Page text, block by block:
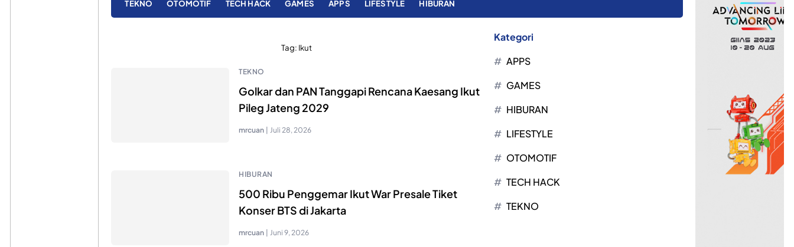
TEKNO OTOMOTIF TECH HACK GAMES APPS LIFESTYLE HIBURAN
Tag: Ikut
TEKNO
Golkar dan PAN Tanggapi Rencana Kaesang Ikut
Pileg Jateng 2029
mrcuan | Juli 28, 2026
HIBURAN
500 Ribu Penggemar Ikut War Presale Tiket
Konser BTS di Jakarta
mrcuan | Juni 9, 2026
Kategori
APPS
GAMES
HIBURAN
LIFESTYLE
OTOMOTIF
TECH HACK
TEKNO